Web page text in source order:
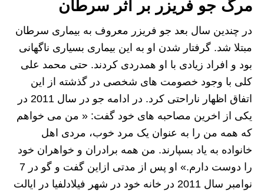
مرگ جو فریزر بر اثر سرطان
در چندین سال بعد جو فریزر معروف به بیماری سرطان
مبتلا شد. گرفتار شدن او به این بیماری بسیاری ناگهانی
بود و افراد زیادی با او همدردی کردند. حتی محمد علی
کلی با وجود خصومت های شخصی در گذشته از این
اتفاق اظهار ناراحتی کرد. در ادامه جو در سال 2011 در
یکی از اخرین مصاحبه های خود گفت: « من می خواهم
که همه من را به عنوان یک مرد خوب، مردی اهل
خانواده به یاد بسپارند. من همه برادران و خواهران خود
را دوست دارم.» او پس از مدتی ازاین گفت و گو در 7
نوامبر سال 2011 در خانه خود در شهر فیلادلفیا در ایالت